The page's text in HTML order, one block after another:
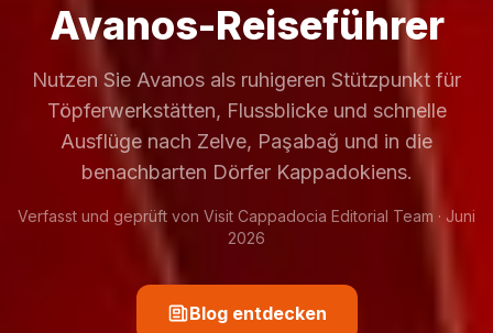
Avanos-Reiseführer
Nutzen Sie Avanos als ruhigeren Stützpunkt für
Töpferwerkstätten, Flussblicke und schnelle
Ausflüge nach Zelve, Paşabağ und in die
benachbarten Dörfer Kappadokiens.
Verfasst und geprüft von Visit Cappadocia Editorial Team · Juni
2026
Blog entdecken